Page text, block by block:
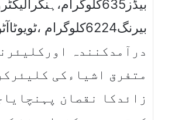
درآمدکنندہ
متفرق اشیاءکی
زائدکا نقصان